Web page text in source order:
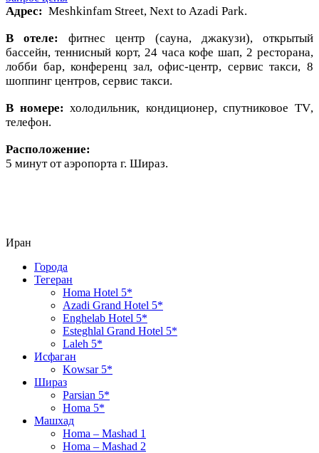
Адрес: Мeshkinfam Street, Next to Azadi Park.
В отеле: фитнес центр (сауна, джакузи), открытый
бассейн, теннисный корт, 24 часа кофе шап, 2 ресторана,
лобби бар, конференц зал, офис-центр, сервис такси, 8
шоппинг центров, сервис такси.
В номере:холодильник, кондиционер, спутниковоеTV,
телефон.
Расположение:
5 минут от аэропорта г. Шираз.
Иран
Города
Тегеран
Homa Hotel 5*
Azadi Grand Hotel 5*
Enghelab Hotel 5*
Esteghlal Grand Hotel 5*
Laleh 5*
Исфаган
Kowsar 5*
Шираз
Parsian 5*
Homa 5*
Машхад
Homa – Mashad 1
Homa – Mashad 2